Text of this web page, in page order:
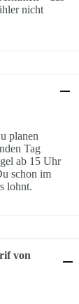
nicht
planen
Tag
ab 15 Uhr
schon im
lohnt.
von